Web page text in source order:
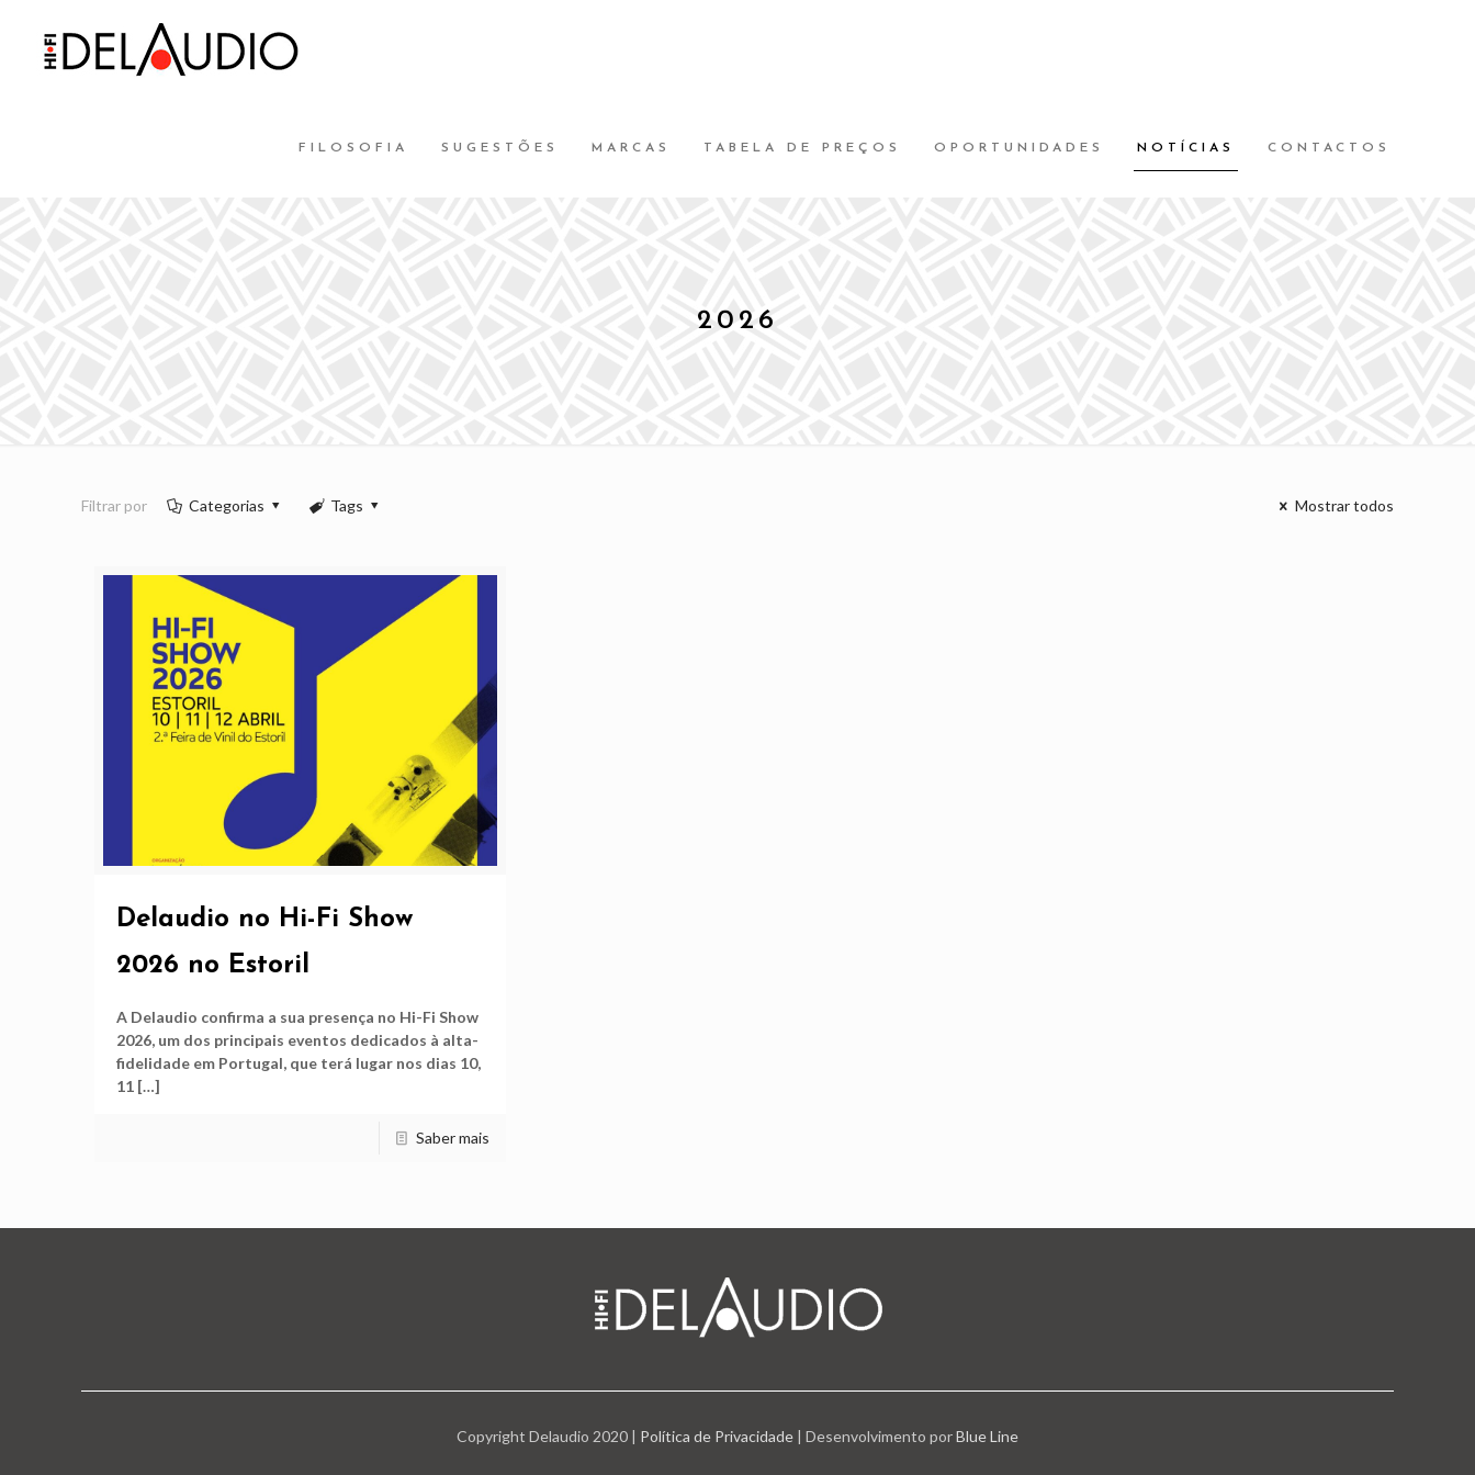
FILOSOFIA SUGESTÕES MARCAS TABELA DE PREÇOS OPORTUNIDADES NOTÍCIAS CONTACTOS
2026
Filtrar por Categorias Tags Mostrar todos
Delaudio no Hi-Fi Show
2026 no Estoril
A Delaudio confirma a sua presença no Hi-Fi Show
2026, um dos principais eventos dedicados à alta-
fidelidade em Portugal, que terá lugar nos dias 10,
11 […]
Saber mais
Copyright Delaudio 2020 | Política de Privacidade| Desenvolvimento porBlue Line